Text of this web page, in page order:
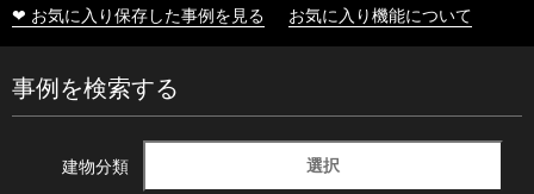
❤ お気に入り保存した事例を見る お気に入り機能について
事例を検索する
建物分類 選択